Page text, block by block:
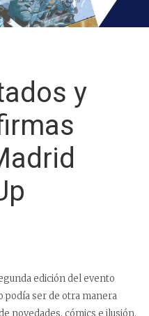
y
edición del evento
podía ser de otra manera
novedades, cómics e ilusión.